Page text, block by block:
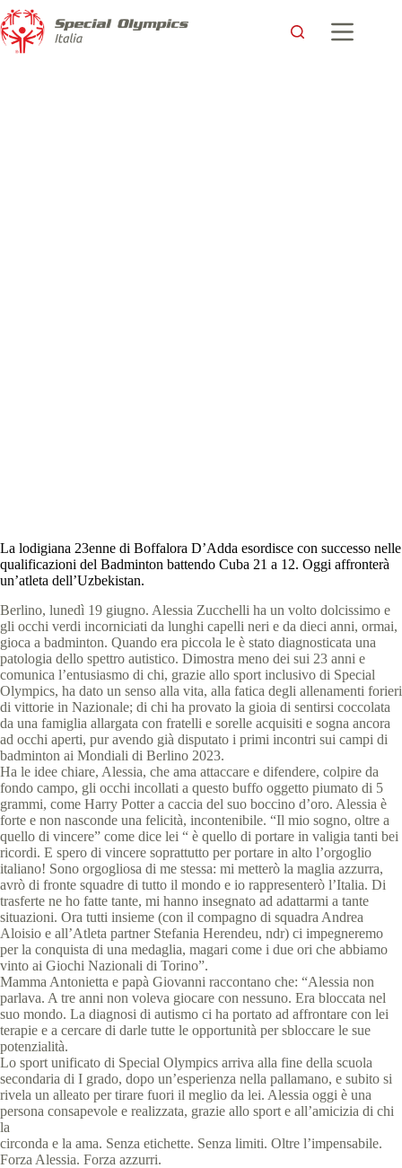
La lodigiana 23enne di Boffalora D’Adda esordisce con successo nelle
qualificazioni del Badminton battendo Cuba 21 a 12. Oggi affronterà
un’atleta dell’Uzbekistan.
Berlino, lunedì 19 giugno. Alessia Zucchelli ha un volto dolcissimo e
gli occhi verdi incorniciati da lunghi capelli neri e da dieci anni, ormai,
gioca a badminton. Quando era piccola le è stato diagnosticata una
patologia dello spettro autistico. Dimostra meno dei sui 23 anni e
comunica l’entusiasmo di chi, grazie allo sport inclusivo di Special
Olympics, ha dato un senso alla vita, alla fatica degli allenamenti forieri
di vittorie in Nazionale; di chi ha provato la gioia di sentirsi coccolata
da una famiglia allargata con fratelli e sorelle acquisiti e sogna ancora
ad occhi aperti, pur avendo già disputato i primi incontri sui campi di
badminton ai Mondiali di Berlino 2023.
Ha le idee chiare, Alessia, che ama attaccare e difendere, colpire da
fondo campo, gli occhi incollati a questo buffo oggetto piumato di 5
grammi, come Harry Potter a caccia del suo boccino d’oro. Alessia è
forte e non nasconde una felicità, incontenibile. “Il mio sogno, oltre a
quello di vincere” come dice lei “ è quello di portare in valigia tanti bei
ricordi. E spero di vincere soprattutto per portare in alto l’orgoglio
italiano! Sono orgogliosa di me stessa: mi metterò la maglia azzurra,
avrò di fronte squadre di tutto il mondo e io rappresenterò l’Italia. Di
trasferte ne ho fatte tante, mi hanno insegnato ad adattarmi a tante
situazioni. Ora tutti insieme (con il compagno di squadra Andrea
Aloisio e all’Atleta partner Stefania Herendeu, ndr) ci impegneremo
per la conquista di una medaglia, magari come i due ori che abbiamo
vinto ai Giochi Nazionali di Torino”.
Mamma Antonietta e papà Giovanni raccontano che: “Alessia non
parlava. A tre anni non voleva giocare con nessuno. Era bloccata nel
suo mondo. La diagnosi di autismo ci ha portato ad affrontare con lei
terapie e a cercare di darle tutte le opportunità per sbloccare le sue
potenzialità.
Lo sport unificato di Special Olympics arriva alla fine della scuola
secondaria di I grado, dopo un’esperienza nella pallamano, e subito si
rivela un alleato per tirare fuori il meglio da lei. Alessia oggi è una
persona consapevole e realizzata, grazie allo sport e all’amicizia di chi
la
circonda e la ama. Senza etichette. Senza limiti. Oltre l’impensabile.
Forza Alessia. Forza azzurri.